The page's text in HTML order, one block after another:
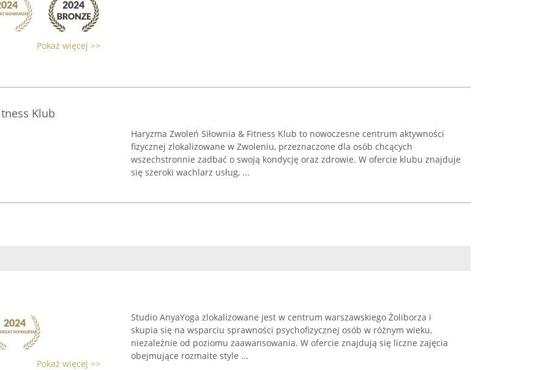
Pokaż więcej >>
Klub
Haryzma Zwoleń Siłownia & Fitness Klub to nowoczesne centrum aktywności
fizycznej zlokalizowane w Zwoleniu, przeznaczone dla osób chcących
wszechstronnie zadbać o swoją kondycję oraz zdrowie. W ofercie klubu znajduje
się szeroki wachlarz usług, ...
Pokaż więcej >>
Studio AnyaYoga zlokalizowane jest w centrum warszawskiego Żoliborza i
skupia się na wsparciu sprawności psychofizycznej osób w różnym wieku,
niezależnie od poziomu zaawansowania. W ofercie znajdują się liczne zajęcia
obejmujące rozmaite style ...